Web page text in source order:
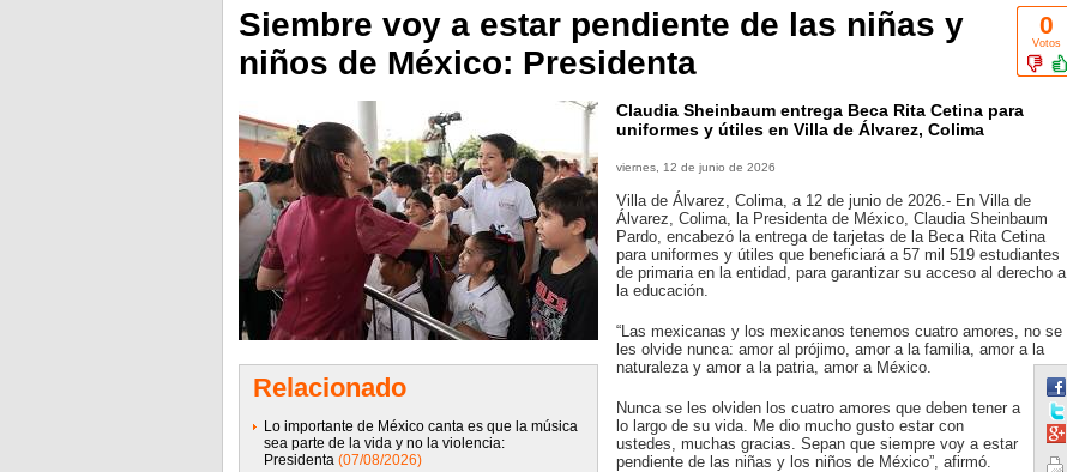
0
Votos
Siembre voy a estar pendiente de las niñas y
niños de México: Presidenta
Relacionado
Lo importante de México canta es que la música
sea parte de la vida y no la violencia:
Presidenta (07/08/2026)
Claudia Sheinbaum entrega Beca Rita Cetina para
uniformes y útiles en Villa de Álvarez, Colima
viernes, 12 de junio de 2026
Villa de Álvarez, Colima, a 12 de junio de 2026.- En Villa de
Álvarez, Colima, la Presidenta de México, Claudia Sheinbaum
Pardo, encabezó la entrega de tarjetas de la Beca Rita Cetina
para uniformes y útiles que beneficiará a 57 mil 519 estudiantes
de primaria en la entidad, para garantizar su acceso al derecho a
la educación.
“Las mexicanas y los mexicanos tenemos cuatro amores, no se
les olvide nunca: amor al prójimo, amor a la familia, amor a la
naturaleza y amor a la patria, amor a México.
Nunca se les olviden los cuatro amores que deben tener a
lo largo de su vida. Me dio mucho gusto estar con
ustedes, muchas gracias. Sepan que siempre voy a estar
pendiente de las niñas y los niños de México”, afirmó.